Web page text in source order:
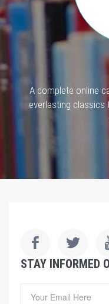
A complete online
everlasting
STAY INFORMED